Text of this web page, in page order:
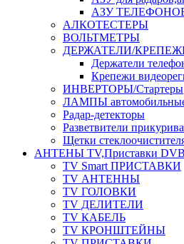
АЗУ
АЛКОТЕСТЕРЫ
ВОЛЬТМЕТРЫ
ДЕРЖАТЕЛИ/
Держатели
Крепежи
ИНВЕРТОРЫ/Стартеры
ЛАМПЫ
Радар-детекторы
Разветвители
Щетки
АНТЕНЫ ТV,Приставки
TV Smart ПРИСТАВКИ
TV АНТЕННЫ
TV ГОЛОВКИ
TV ДЕЛИТЕЛИ
TV КАБЕЛЬ
TV КРОНШТЕЙНЫ